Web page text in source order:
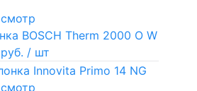
BOSCH Therm 2000 O W
/ шт